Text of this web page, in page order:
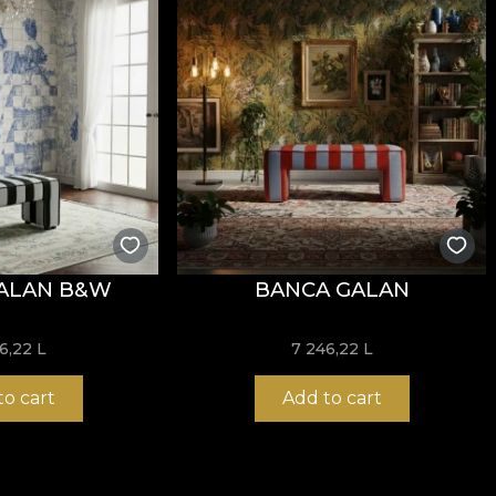
la testul de inflamabilitate tip țigară.
fără înălbire, fără stoarcere prin răsucire, fără
și structură rezistentă, potrivit pentru proiecte de
B&W
L
cart
BANCA GALAN
7 246,22 L
Add to cart